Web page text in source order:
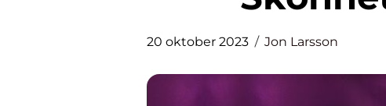
20 oktober 2023 Jon Larsson